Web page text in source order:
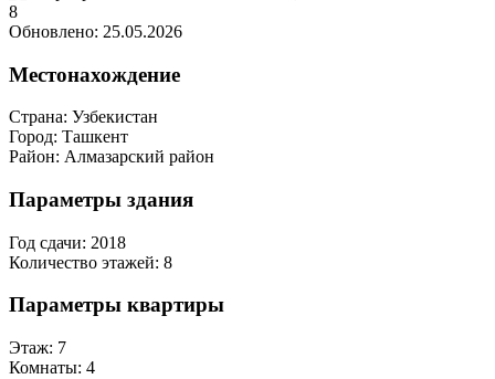
8
Обновлено: 25.05.2026
Местонахождение
Страна: Узбекистан
Город: Ташкент
Район: Алмазарский район
Параметры здания
Год сдачи: 2018
Количество этажей: 8
Параметры квартиры
Этаж: 7
Комнаты: 4